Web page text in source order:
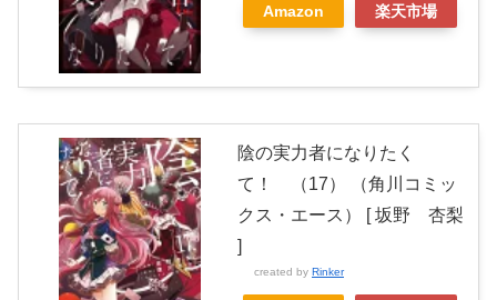
Amazon 楽天市場
陰の実力者になりたく
て！ （17） （角川コミッ
クス・エース） [ 坂野 杏梨
]
created by Rinker